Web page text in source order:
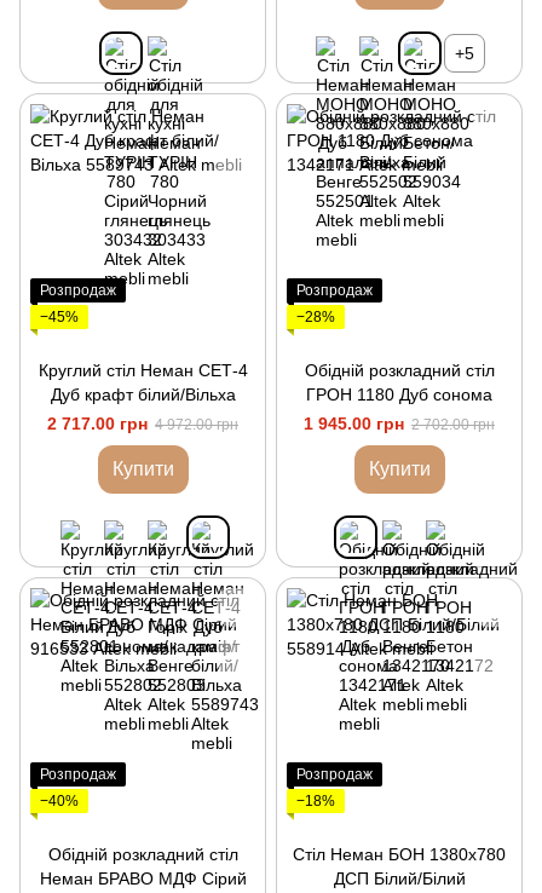
+5
Розпродаж
−45%
Круглий стіл Неман СЕТ-4
Дуб крафт білий/Вільха
2 717.00 грн 4 972.00 грн
Купити
Розпродаж
−28%
Обідній розкладний стіл
ГРОН 1180 Дуб сонома
1 945.00 грн 2 702.00 грн
Купити
Розпродаж
−40%
Обідній розкладний стіл
Неман БРАВО МДФ Сірий
Розпродаж
−18%
Стіл Неман БОН 1380х780
ДСП Білий/Білий